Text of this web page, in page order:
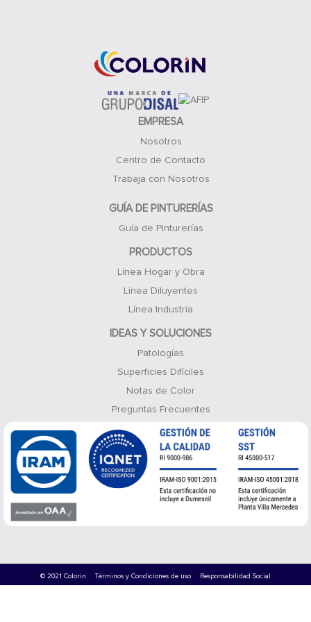
EMPRESA
Nosotros
Centro de Contacto
Trabaja con Nosotros
GUÍA DE PINTURERÍAS
Guía de Pinturerías
PRODUCTOS
Línea Hogar y Obra
Línea Diluyentes
Línea Industria
IDEAS Y SOLUCIONES
Patologías
Superficies Difíciles
Notas de Color
Preguntas Frecuentes
© 2021 Colorin Términos y Condiciones de uso Responsabilidad Social